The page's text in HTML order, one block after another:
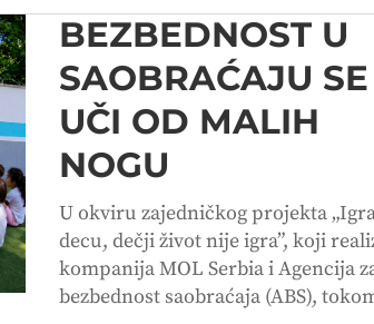
BEZBEDNOST U
SAOBRAĆAJU SE
UČI OD MALIH
NOGU
U okviru zajedničkog projekta
decu, dečji život nije igra”, koji
kompanija MOL Serbia i Agencija
bezbednost saobraćaja (ABS),